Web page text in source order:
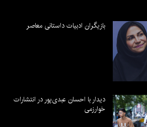
بازیگران ادبیات داستانی معاصر
دیدار با احسان عبدی‌پور در انتشارات
خوارزمی